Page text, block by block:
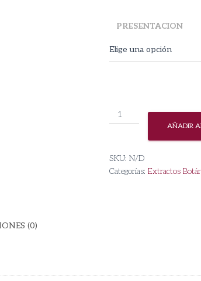
PRESENTACION
Extracto
de
AÑADIR
SKU: N/D
Categorías: Extractos
(0)